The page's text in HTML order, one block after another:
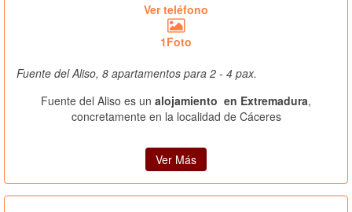
Ver teléfono
1Foto
Fuente del Aliso, 8 apartamentos para 2 - 4 pax.
Fuente del Aliso es un alojamiento en Extremadura,
concretamente en la localidad de Cáceres
Ver Más